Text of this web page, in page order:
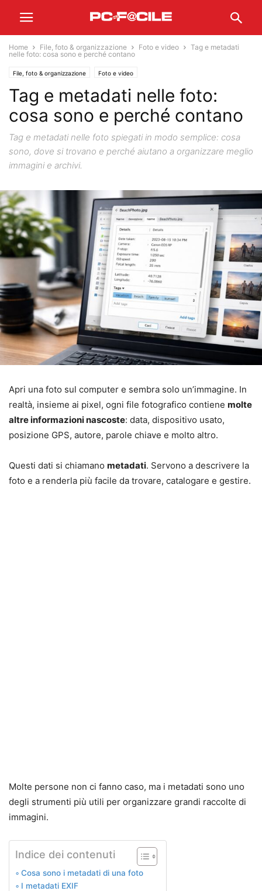
Home File, foto & organizzazione Foto e video
Tag e metadati
nelle foto: cosa sono e perché contano
File, foto & organizzazione Foto e video
Tag e metadati nelle foto:
cosa sono e perché contano
Tag e metadati nelle foto spiegati in modo semplice: cosa
sono, dove si trovano e perché aiutano a organizzare meglio
immagini e archivi.
Apri una foto sul computer e sembra solo un’immagine. In
realtà, insieme ai pixel, ogni file fotografico contiene molte
altre informazioni nascoste: data, dispositivo usato,
posizione GPS, autore, parole chiave e molto altro.
Questi dati si chiamano metadati. Servono a descrivere la
foto e a renderla più facile da trovare, catalogare e gestire.
Molte persone non ci fanno caso, ma i metadati sono uno
degli strumenti più utili per organizzare grandi raccolte di
immagini.
Indice dei contenuti
Cosa sono i metadati di una foto
I metadati EXIF